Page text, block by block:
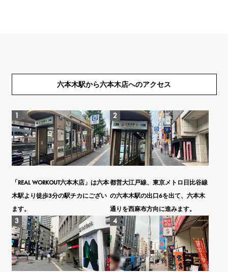
六本木駅から六本木店へのアクセス
「REAL WORKOUT六本木店」は六本
木駅より徒歩3分の駅チカにござい
ます。
都営大江戸線、東京メトロ日比谷線
の六本木駅の出口6を出て、六本木
通りを西麻布方向に進みます。